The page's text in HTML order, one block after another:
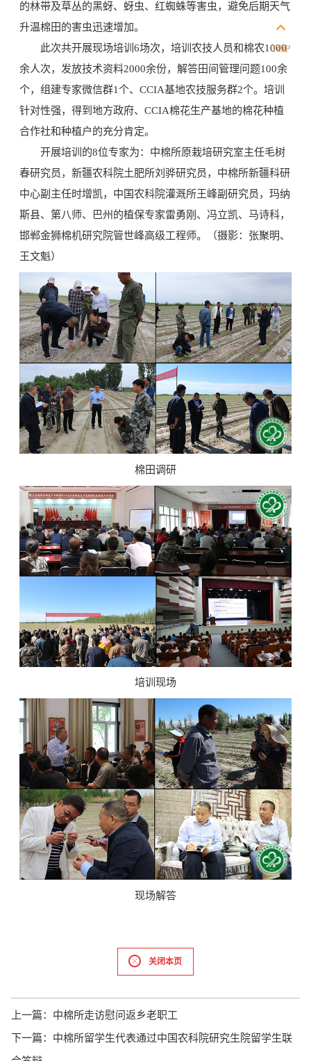
的林带及草丛的黑蚜、蚜虫、红蜘蛛等害虫，避免后期天气
升温棉田的害虫迅速增加。
此次共开展现场培训6场次，培训农技人员和棉农1000
余人次，发放技术资料2000余份，解答田间管理问题100余
个，组建专家微信群1个、CCIA基地农技服务群2个。培训
针对性强，得到地方政府、CCIA棉花生产基地的棉花种植
合作社和种植户的充分肯定。
开展培训的8位专家为：中棉所原栽培研究室主任毛树
春研究员，新疆农科院土肥所刘骅研究员，中棉所新疆科研
中心副主任时增凯，中国农科院灌溉所王峰副研究员，玛纳
斯县、第八师、巴州的植保专家雷勇刚、冯立凯、马诗科，
邯郸金狮棉机研究院管世峰高级工程师。（摄影：张聚明、
王文魁）
棉田调研
培训现场
现场解答
关闭本页
上一篇： 中棉所走访慰问返乡老职工
下一篇： 中棉所留学生代表通过中国农科院研究生院留学生联
TOP